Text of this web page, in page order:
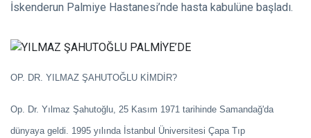
İskenderun Palmiye Hastanesi’nde hasta kabulüne başladı.
OP. DR. YILMAZ ŞAHUTOĞLU KİMDİR?
Op. Dr. Yılmaz Şahutoğlu, 25 Kasım 1971 tarihinde Samandağ'da
dünyaya geldi. 1995 yılında İstanbul Üniversitesi Çapa Tıp